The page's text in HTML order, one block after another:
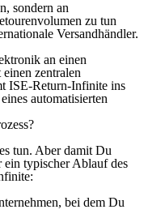
sondern an
zu tun
Versandhändler.
an einen
zentralen
ISE-Return-Infinite ins
automatisierten
tun. Aber damit Du
ein typischer Ablauf des
bei dem Du